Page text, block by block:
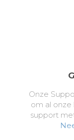
Onze
om al
support